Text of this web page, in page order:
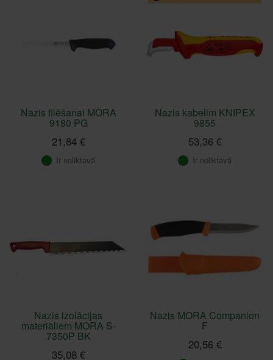
Nazis filēšanai MORA
9180 PG
21,84 €
Ir noliktavā
Nazis kabelim KNIPEX
9855
53,36 €
Ir noliktavā
Nazis izolācijas
materiāliem MORA S-
7350P BK
35,08 €
Nazis MORA Companion
F
20,56 €